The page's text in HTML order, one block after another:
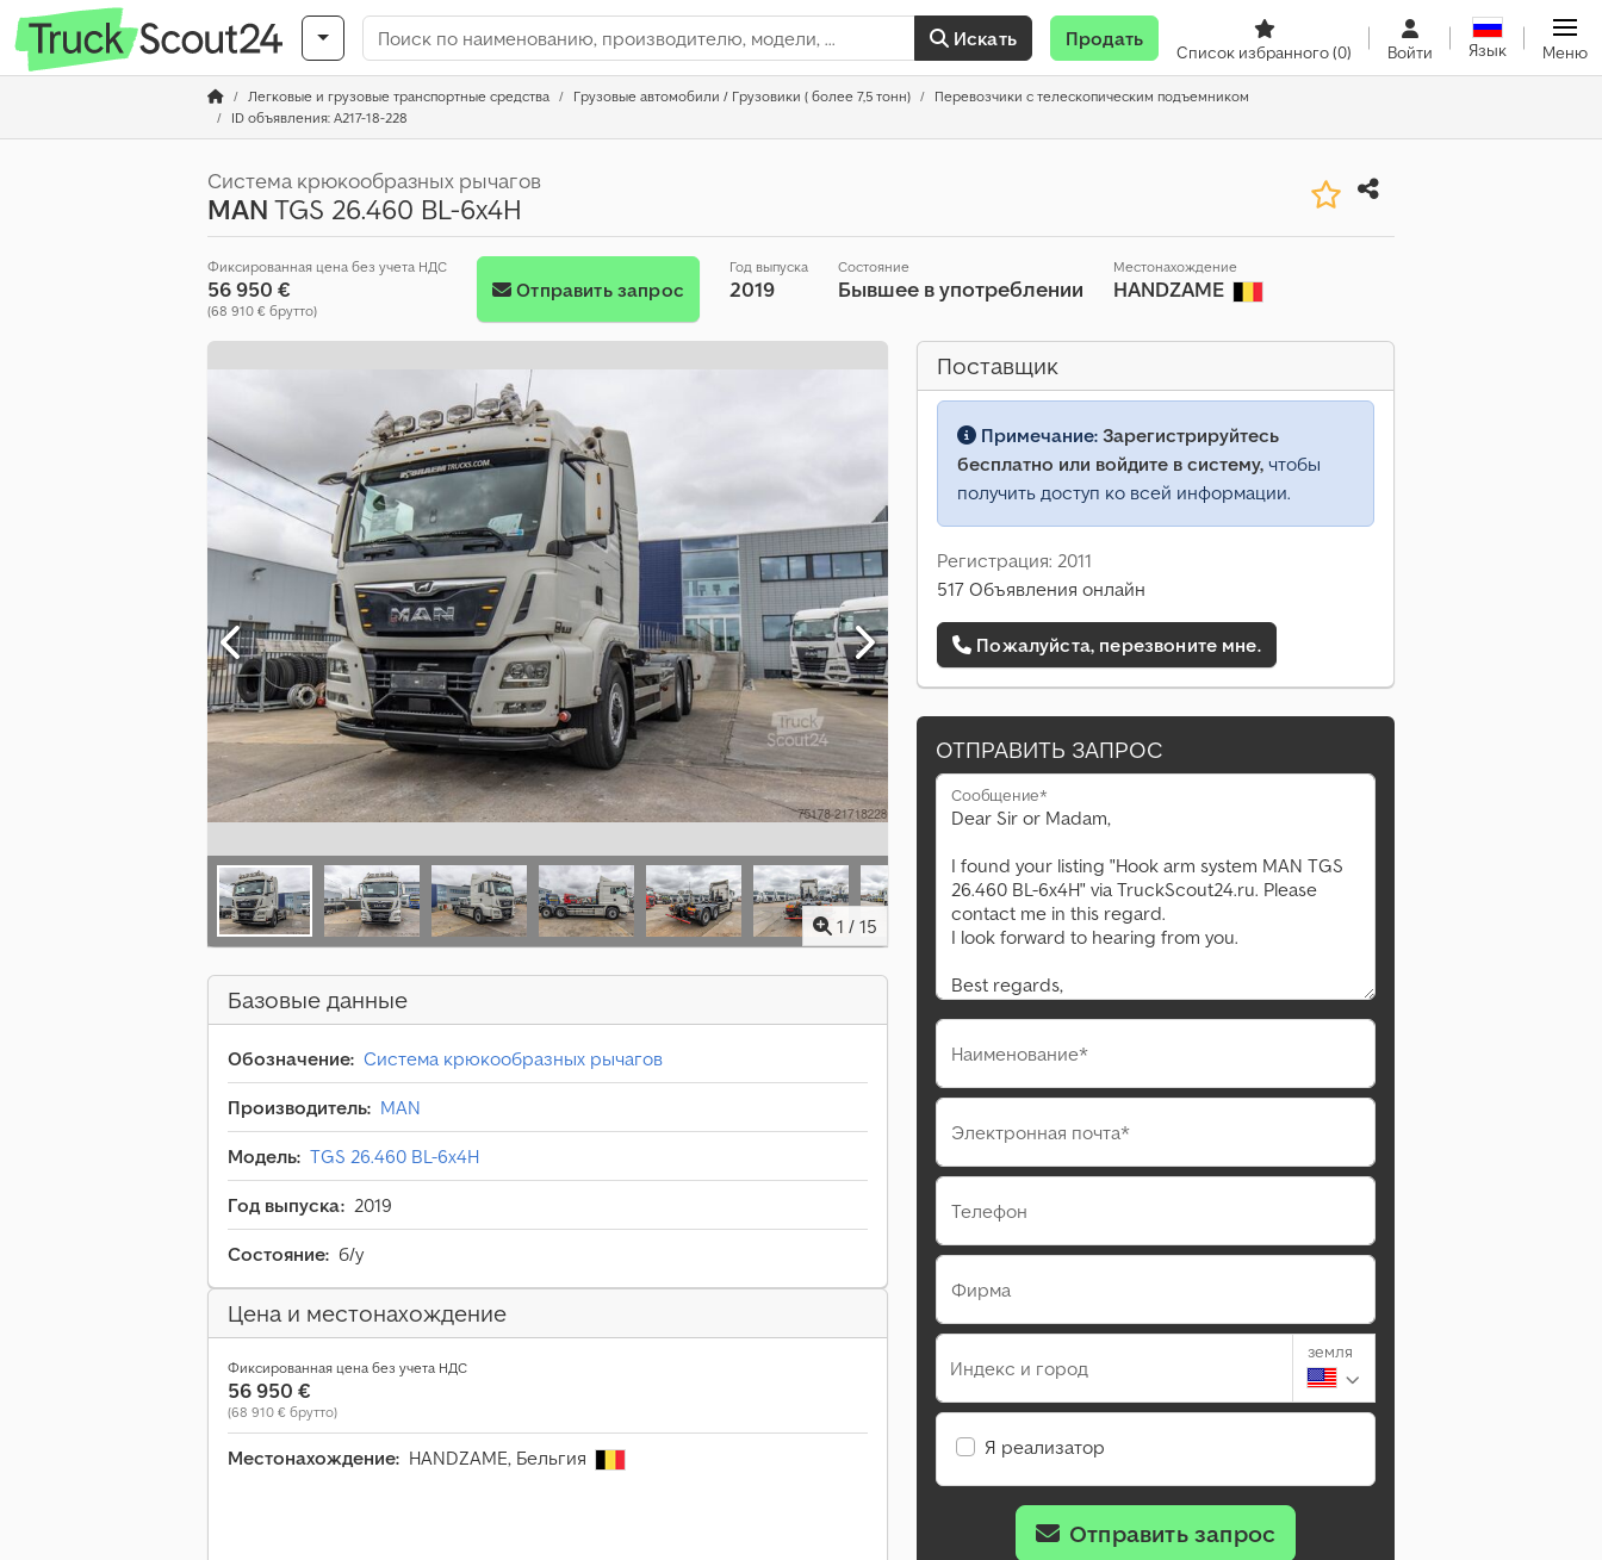
Искать Продать
Список избранного(0) Войти Язык Меню
Легковые и грузовые транспортные средства Грузовые автомобили / Грузовики ( более 7,5 тонн)
Перевозчики с телескопическим подъемником
ID объявления: A217-18-228
Система крюкообразных рычагов
MANTGS 26.460 BL-6x4H
Фиксированная цена без учета НДС
56 950 €
(68 910 € брутто)
Отправить запрос
Год выпуска
2019
Состояние
Бывшее в употреблении
Местонахождение
HANDZAME
1 / 15
Базовые данные
Обозначение: Система крюкообразных рычагов
Производитель: MAN
Модель: TGS 26.460 BL-6x4H
Год выпуска: 2019
Состояние: б/у
Цена и местонахождение
Фиксированная цена без учета НДС
56 950 €
(68 910 € брутто)
Местонахождение: HANDZAME, Бельгия
Поставщик
Примечание: Зарегистрируйтесь
бесплатно или войдите в систему, чтобы
получить доступ ко всей информации.
Регистрация: 2011
517 Объявления онлайн
Пожалуйста, перезвоните мне.
ОТПРАВИТЬ ЗАПРОС
Сообщение*
Наименование*
Электронная почта*
Телефон
Фирма
Индекс и город
земля
Я реализатор
Отправить запрос